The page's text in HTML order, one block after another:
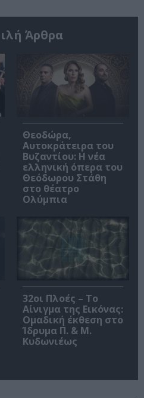
Άρθρα
Θεοδώρα,
Αυτοκράτειρα του
Βυζαντίου: Η νέα
ελληνική όπερα του
Θεόδωρου Στάθη
στο θέατρο
Ολύμπια
32οι Πλοές – Το
Αίνιγμα της Εικόνας:
Ομαδική έκθεση στο
Ίδρυμα Π. & Μ.
Κυδωνιέως